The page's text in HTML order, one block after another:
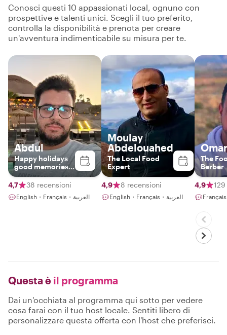
Conosci questi 10 appassionati local, ognuno con
prospettive e talenti unici. Scegli il tuo preferito,
controlla la disponibilità e prenota per creare
un'avventura indimenticabile su misura per te.
Abdul
Happy holidays
good memories
!!!
4,7
38 recensioni
English・Français・العربية
Moulay
Abdelouahed
The Local Food
Expert
4,9 8 recensioni
English・Français・العربية
Omar
The
Berber
4,9
Questa è il programma
Dai un'occhiata al programma qui sotto per vedere
cosa farai con il tuo host locale. Sentiti libero di
personalizzare questa offerta con l'host che preferisci.